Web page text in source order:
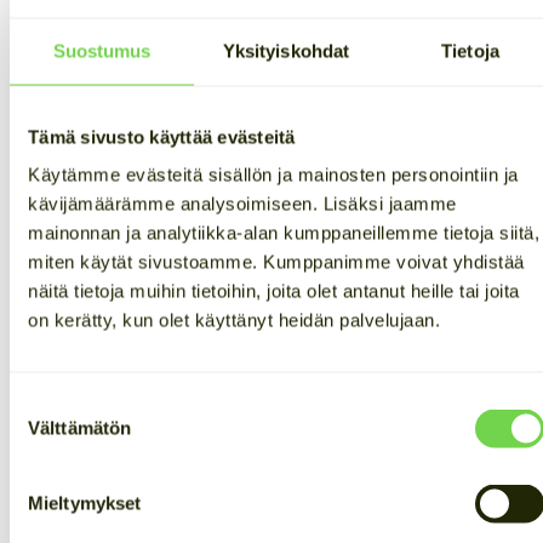
Suostumus Yksityiskohdat Tietoja
Tämä sivusto käyttää evästeitä
Käytämme evästeitä sisällön ja mainosten personointiin ja
kävijämäärämme analysoimiseen. Lisäksi jaamme
mainonnan ja analytiikka-alan kumppaneillemme tietoja siitä,
miten käytät sivustoamme. Kumppanimme voivat yhdistää
näitä tietoja muihin tietoihin, joita olet antanut heille tai joita
on kerätty, kun olet käyttänyt heidän palvelujaan.
valinta
Välttämätön
Mieltymykset
olosuhteissa.
Saatavilla on kolme versiota alkaen yli 2 MW:n
tehosta ja yli 4 MWh:n kapasiteetista yksikköä
kohden. Useita yksiköitä yhdistämällä järjestelmä
skaalautuu jopa 50 MWh:iin.
Järjestelmän kapasiteetti: 4–50 MWh
KATSO TEKNISET TIEDOT